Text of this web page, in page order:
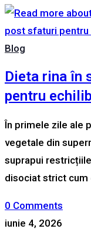
Blog
Dieta rina în
pentru
În primele zile ale
vegetale din
suprapui
disociat strict cum
0 Comments
iunie 4, 2026